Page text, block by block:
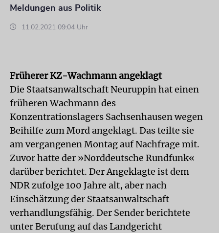
Meldungen aus Politik
11.02.2021 09:04 Uhr
Früherer KZ-Wachmann angeklagt
Die Staatsanwaltschaft Neuruppin hat einen
früheren Wachmann des
Konzentrationslagers Sachsenhausen wegen
Beihilfe zum Mord angeklagt. Das teilte sie
am vergangenen Montag auf Nachfrage mit.
Zuvor hatte der »Norddeutsche Rundfunk«
darüber berichtet. Der Angeklagte ist dem
NDR zufolge 100 Jahre alt, aber nach
Einschätzung der Staatsanwaltschaft
verhandlungsfähig. Der Sender berichtete
unter Berufung auf das Landgericht